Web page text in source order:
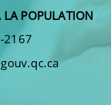
POPULATION
2167